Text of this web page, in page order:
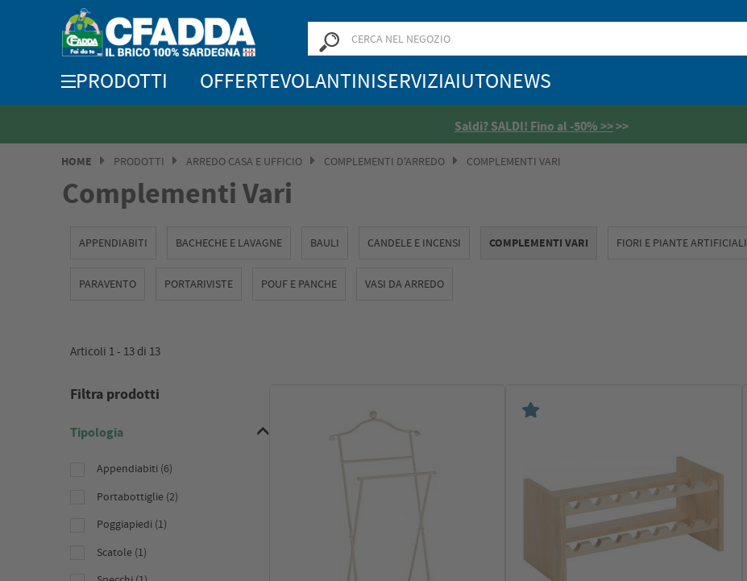
PRODOTTI OFFERTEVOLANTINISERVIZIAIUTONEWS
Saldi? SALDI! Fino al -50% >>>>
HOME PRODOTTI ARREDO CASA E UFFICIO COMPLEMENTI D'ARREDO COMPLEMENTI VARI
Complementi Vari
APPENDIABITI BACHECHE E LAVAGNE BAULI CANDELE E INCENSI COMPLEMENTI VARI FIORI E PIANTE ARTIFICIALI
PARAVENTO PORTARIVISTE POUF E PANCHE VASI DA ARREDO
Articoli 1 - 13 di 13
Filtra prodotti
Tipologia
Appendiabiti (6)
Portabottiglie (2)
Poggiapiedi (1)
Scatole (1)